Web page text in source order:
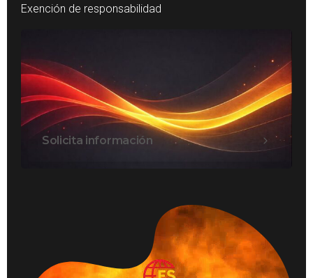
Exención de responsabilidad
Solicita información